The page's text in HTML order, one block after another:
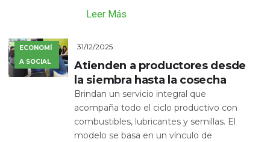
Leer Más
ECONOMÍ
A SOCIAL
31/12/2025
Atienden a productores desde
la siembra hasta la cosecha
Brindan un servicio integral que
acompaña todo el ciclo productivo con
combustibles, lubricantes y semillas. El
modelo se basa en un vínculo de